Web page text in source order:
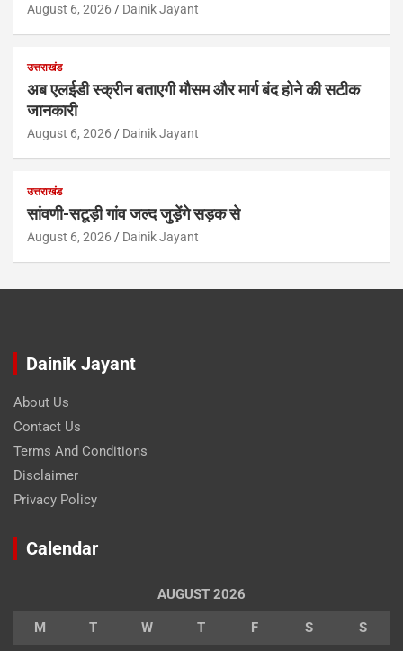
August 6, 2026 Dainik Jayant
उत्तराखंड
अब एलईडी स्क्रीन बताएगी मौसम और मार्ग बंद होने की सटीक
जानकारी
August 6, 2026 Dainik Jayant
उत्तराखंड
सांवणी-सटूड़ी गांव जल्द जुड़ेंगे सड़क से
August 6, 2026 Dainik Jayant
Dainik Jayant
About Us
Contact Us
Terms And Conditions
Disclaimer
Privacy Policy
Calendar
AUGUST 2026
M T W T F S S